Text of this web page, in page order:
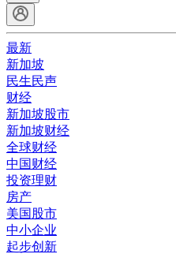
最新
新加坡
民生民声
财经
新加坡股市
新加坡财经
全球财经
中国财经
投资理财
房产
美国股市
中小企业
起步创新